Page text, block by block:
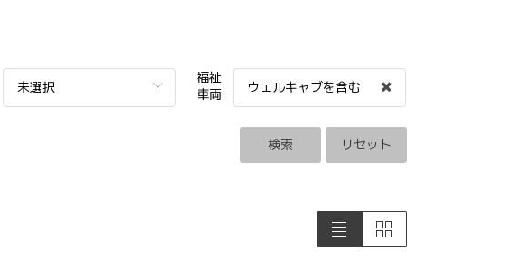
未選択
福祉
車両
ウェルキャブを含む
検索 リセット